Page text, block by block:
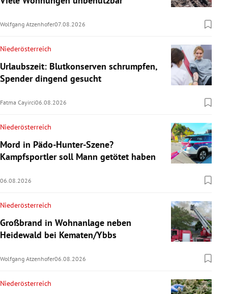
Wolfgang Atzenhofer07.08.2026
Niederösterreich
Urlaubszeit: Blutkonserven schrumpfen,
Spender dingend gesucht
Fatma Cayirci06.08.2026
Niederösterreich
Mord in Pädo-Hunter-Szene?
Kampfsportler soll Mann getötet haben
06.08.2026
Niederösterreich
Großbrand in Wohnanlage neben
Heidewald bei Kematen/Ybbs
Wolfgang Atzenhofer06.08.2026
Niederösterreich